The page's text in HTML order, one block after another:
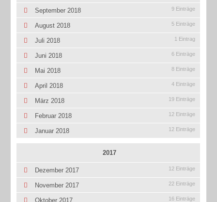
September 2018 9 Einträge
August 2018 5 Einträge
Juli 2018 1 Eintrag
Juni 2018 6 Einträge
Mai 2018 8 Einträge
April 2018 4 Einträge
März 2018 19 Einträge
Februar 2018 12 Einträge
Januar 2018 12 Einträge
2017
Dezember 2017 12 Einträge
November 2017 22 Einträge
Oktober 2017 16 Einträge